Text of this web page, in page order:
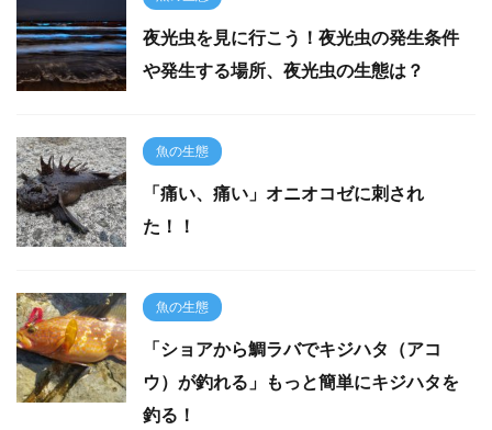
夜光虫を見に行こう！夜光虫の発生条件
や発生する場所、夜光虫の生態は？
魚の生態
「痛い、痛い」オニオコゼに刺され
た！！
魚の生態
「ショアから鯛ラバでキジハタ（アコ
ウ）が釣れる」もっと簡単にキジハタを
釣る！